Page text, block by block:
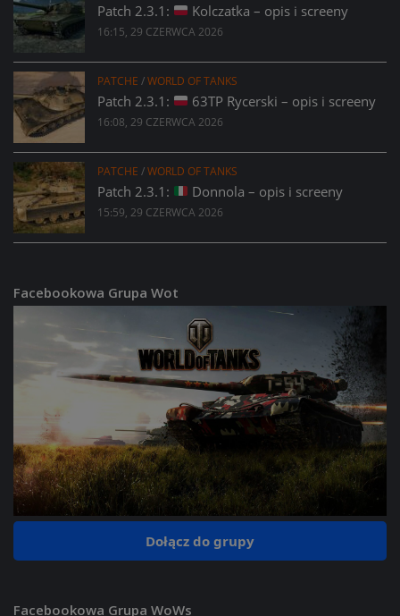
Patch 2.3.1: Kolczatka – opis i screeny
16:15, 29 CZERWCA 2026
PATCHE /WORLD OF TANKS
Patch 2.3.1: 63TP Rycerski – opis i screeny
16:08, 29 CZERWCA 2026
PATCHE /WORLD OF TANKS
Patch 2.3.1: Donnola – opis i screeny
15:59, 29 CZERWCA 2026
Facebookowa Grupa Wot
Dołącz do grupy
Facebookowa Grupa WoWs